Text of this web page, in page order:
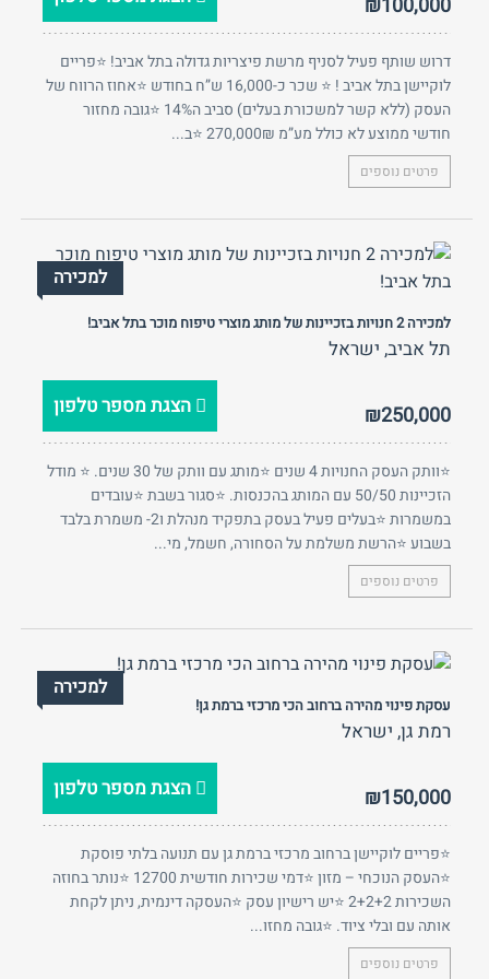
₪100,000
דרוש שותף פעיל לסניף מרשת פיצריות גדולה בתל אביב! ⭐פריים
לוקיישן בתל אביב ! ⭐ שכר כ-16,000 ש”ח בחודש ⭐אחוז הרווח של
העסק (ללא קשר למשכורת בעלים) סביב ה14% ⭐גובה מחזור
חודשי ממוצע לא כולל מע”מ 270,000₪ ⭐ב...
פרטים נוספים
למכירה
למכירה 2 חנויות בזכיינות של מותג מוצרי טיפוח מוכר בתל אביב!
תל אביב, ישראל
₪250,000 הצגת מספר טלפון
⭐וותק העסק החנויות 4 שנים ⭐מותג עם וותק של 30 שנים. ⭐ מודל
הזכיינות 50/50 עם המותג בהכנסות. ⭐סגור בשבת ⭐עובדים
במשמרות ⭐בעלים פעיל בעסק בתפקיד מנהלת ו2- משמרת בלבד
בשבוע ⭐הרשת משלמת על הסחורה, חשמל, מי...
פרטים נוספים
למכירה
עסקת פינוי מהירה ברחוב הכי מרכזי ברמת גן!
רמת גן, ישראל
₪150,000 הצגת מספר טלפון
⭐פריים לוקיישן ברחוב מרכזי ברמת גן עם תנועה בלתי פוסקת
⭐העסק הנוכחי – מזון ⭐דמי שכירות חודשית 12700 ⭐נותר בחוזה
השכירות 2+2+2 ⭐יש רישיון עסק ⭐העסקה דינמית, ניתן לקחת
אותה עם ובלי ציוד. ⭐גובה מחזו...
פרטים נוספים